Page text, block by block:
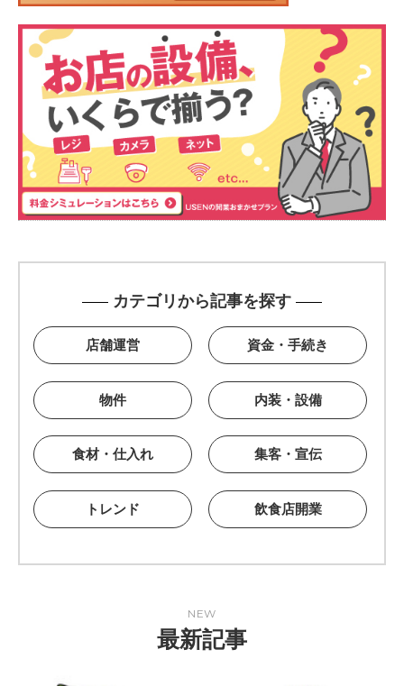
カテゴリから記事を探す
店舗運営 資金・手続き
物件 内装・設備
食材・仕入れ 集客・宣伝
トレンド 飲食店開業
NEW
最新記事